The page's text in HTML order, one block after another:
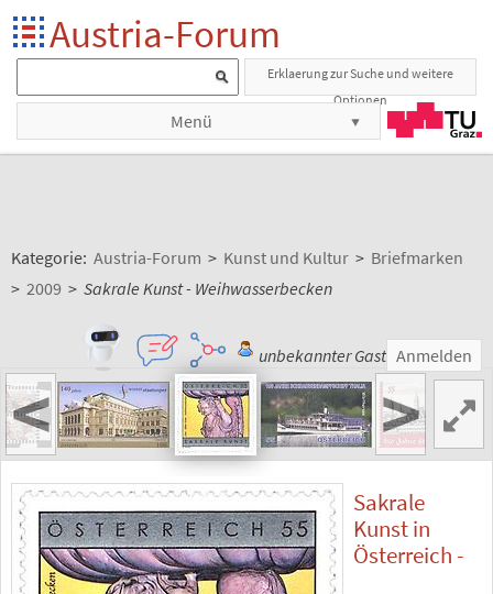
Austria-Forum
Erklaerung zur Suche und weitere
Optionen
Menü
Kategorie: Austria-Forum > Kunst und Kultur > Briefmarken
> 2009 > Sakrale Kunst - Weihwasserbecken
unbekannter Gast Anmelden
< >
Sakrale
Kunst in
Österreich -